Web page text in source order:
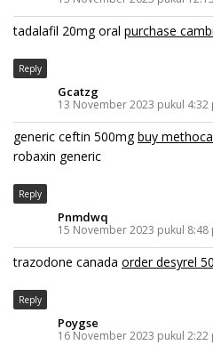
tadalafil 20mg oral purchase
Reply
Gcatzg
13 November 2023 pukul 4:32
generic ceftin 500mgbuy
robaxin generic
Reply
Pnmdwq
15 November 2023 pukul 8:48
trazodone canada order desyrel
Reply
Poygse
16 November 2023 pukul 2:22